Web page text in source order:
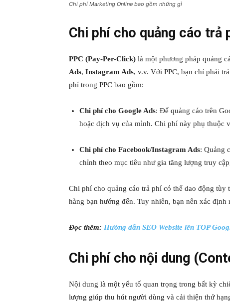
Chi phí Marketing Online bao gồm những gì
Chi phí cho quảng cáo trả
PPC (Pay-Per-Click) là một phương pháp quảng
Ads, Instagram Ads, v.v. Với PPC, bạn chỉ phải
phí trong PPC bao gồm:
Chi phí cho Google Ads: Để quảng cáo trên
hoặc dịch vụ của mình. Chi phí này phụ thuộc
Chi phí cho Facebook/Instagram Ads: Quảng
chỉnh theo mục tiêu như gia tăng lượng truy
Chi phí cho quảng cáo trả phí có thể dao động
hàng bạn hướng đến. Tuy nhiên, bạn nên xác
Đọc thêm: Hướng dẫn SEO Website lên TOP
Chi phí cho nội dung
Nội dung là một yếu tố quan trọng trong bất kỳ
lượng giúp thu hút người dùng và cải thiện thứ